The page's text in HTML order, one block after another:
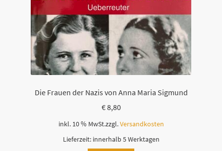
Die Frauen der Nazis von Anna Maria Sigmund
€8,80
inkl. 10 % MwSt.zzgl.Versandkosten
Lieferzeit: innerhalb 5 Werktagen